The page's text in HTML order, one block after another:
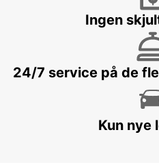
MINDEN - GERMANY
Ingen
24/7 service på de
Kun nye